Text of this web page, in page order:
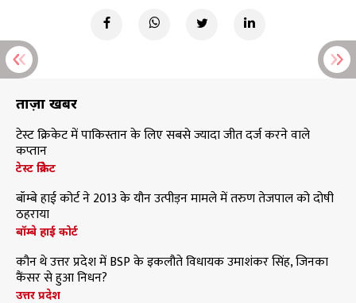
ताज़ा खबरें
टेस्ट क्रिकेट में पाकिस्तान के लिए सबसे ज्यादा जीत दर्ज करने वाले
कप्तान
टेस्ट क्रिकेट
बॉम्बे हाई कोर्ट ने 2013 के यौन उत्पीड़न मामले में तरुण तेजपाल को दोषी
ठहराया
बॉम्बे हाई कोर्ट
कौन थे उत्तर प्रदेश में BSP के इकलौते विधायक उमाशंकर सिंह, जिनका
कैंसर से हुआ निधन?
उत्तर प्रदेश